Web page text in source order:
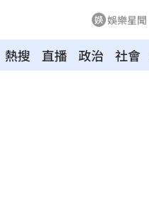
娛樂星聞
熱搜 直播 政治 社會